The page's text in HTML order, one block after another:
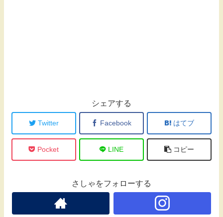
シェアする
Twitter Facebook はてブ
Pocket LINE コピー
さしゃをフォローする